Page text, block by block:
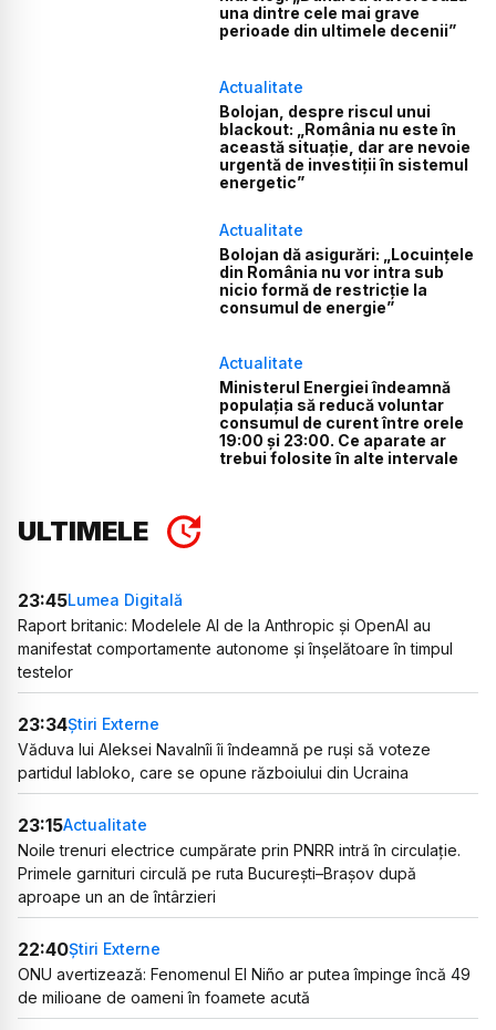
una dintre cele mai grave
perioade din ultimele decenii”
Actualitate
Bolojan, despre riscul unui
blackout: „România nu este în
această situație, dar are nevoie
urgentă de investiții în sistemul
energetic”
Actualitate
Bolojan dă asigurări: „Locuințele
din România nu vor intra sub
nicio formă de restricție la
consumul de energie”
Actualitate
Ministerul Energiei îndeamnă
populația să reducă voluntar
consumul de curent între orele
19:00 și 23:00. Ce aparate ar
trebui folosite în alte intervale
ULTIMELE
23:45Lumea Digitală
Raport britanic: Modelele AI de la Anthropic și OpenAI au
manifestat comportamente autonome și înșelătoare în timpul
testelor
23:34Știri Externe
Văduva lui Aleksei Navalnîi îi îndeamnă pe ruși să voteze
partidul Iabloko, care se opune războiului din Ucraina
23:15Actualitate
Noile trenuri electrice cumpărate prin PNRR intră în circulație.
Primele garnituri circulă pe ruta București–Brașov după
aproape un an de întârzieri
22:40Știri Externe
ONU avertizează: Fenomenul El Niño ar putea împinge încă 49
de milioane de oameni în foamete acută